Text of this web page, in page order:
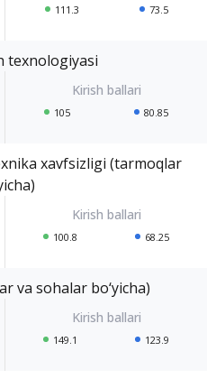
111.3 73.5
texnologiyasi
105 80.85
xavfsizligi (tarmoqlar
100.8 68.25
va sohalar bo‘yicha)
149.1 123.9